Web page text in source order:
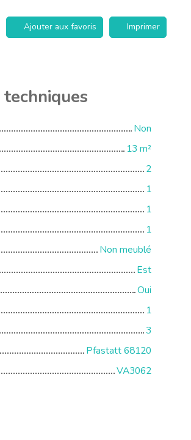
Ajouter aux favoris Imprimer
techniques
Non
13 m²
2
1
1
1
Non meublé
Est
Oui
1
3
Pfastatt 68120
VA3062